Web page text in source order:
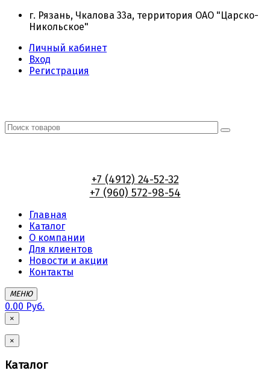
г. Рязань, Чкалова 33а, территория ОАО "Царско-
Никольское"
Личный кабинет
Вход
Регистрация
+7 (4912) 24-52-32
+7 (960) 572-98-54
Главная
Каталог
О компании
Для клиентов
Новости и акции
Контакты
МЕНЮ
0.00 Руб.
×
×
Каталог